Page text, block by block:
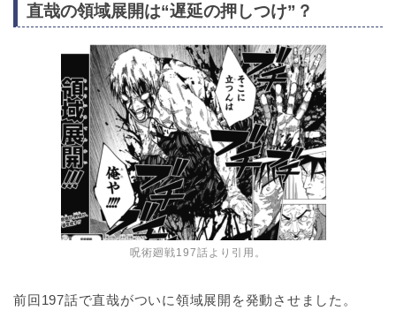
直哉の領域展開は“遅延の押しつけ”？
呪術廻戦197話より引用。
前回197話で直哉がついに領域展開を発動させました。